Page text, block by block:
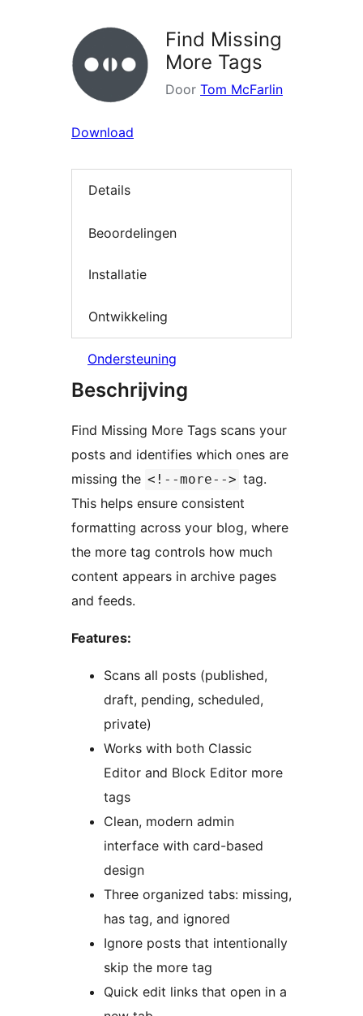
Find Missing
More Tags
Door Tom McFarlin
Download
Details
Beoordelingen
Installatie
Ontwikkeling
Ondersteuning
Beschrijving
Find Missing More Tags scans your
posts and identifies which ones are
missing the <!--more--> tag.
This helps ensure consistent
formatting across your blog, where
the more tag controls how much
content appears in archive pages
and feeds.
Features:
Scans all posts (published,
draft, pending, scheduled,
private)
Works with both Classic
Editor and Block Editor more
tags
Clean, modern admin
interface with card-based
design
Three organized tabs: missing,
has tag, and ignored
Ignore posts that intentionally
skip the more tag
Quick edit links that open in a